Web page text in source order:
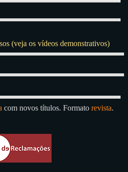
(veja os vídeos demonstrativos)
com novos títulos. Formato revista.